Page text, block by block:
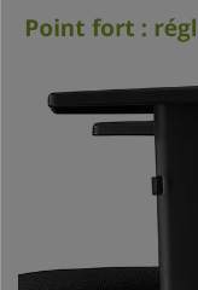
l’utilisateur un confort
complet, un système
manière indépendant,
des positions différentes.
Un autre élément
pour chaque
réglage cités
pour une utilisation